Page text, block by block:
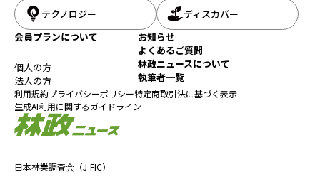
日本林業調査会（J-FIC）
テクノロジー
ディスカバー
会員プランについて
個人の方
法人の方
お知らせ
よくあるご質問
林政ニュースについて
執筆者一覧
利用規約プライバシーポリシー特定商取引法に基づく表示
生成AI利用に関するガイドライン